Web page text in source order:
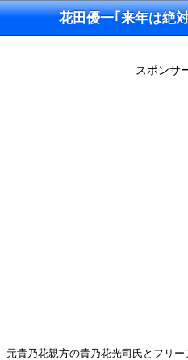
花田優一｢来年は絶
スポンサ
元貴乃花親方の貴乃花光司氏とフリ